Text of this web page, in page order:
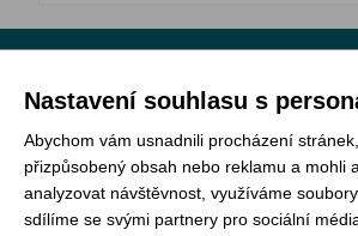
Vše o nákupu
Jak objednat
Doprava a platba
Nejčastější dotazy (FAQ)
Nastavení souhlasu s
Abychom vám usnadnili procházení
přizpůsobený obsah nebo reklamu a mohli
analyzovat návštěvnost, využíváme
sdílíme se svými partnery pro sociální